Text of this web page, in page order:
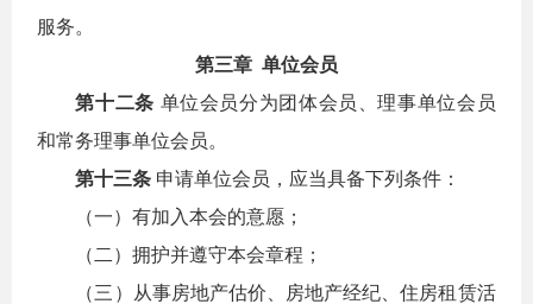
服务。
第三章 单位会员
第十二条 单位会员分为团体会员、理事单位会员
和常务理事单位会员。
第十三条 申请单位会员，应当具备下列条件：
（一）有加入本会的意愿；
（二）拥护并遵守本会章程；
（三）从事房地产估价、房地产经纪、住房租赁活